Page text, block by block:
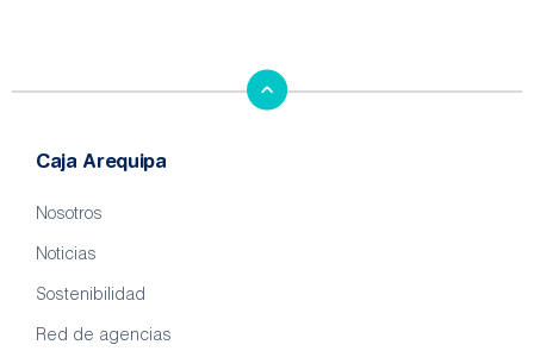
Caja Arequipa
Nosotros
Noticias
Sostenibilidad
Red de agencias